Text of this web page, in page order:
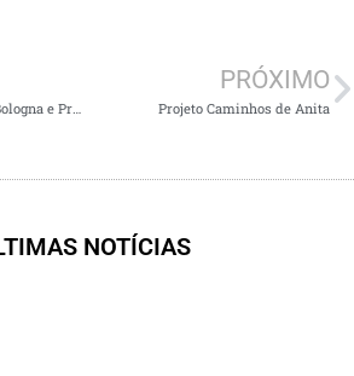
Cineteca del Comune di Bologna e Provincia di Ravenna – (Biblioteca de filmes do município de Bolonha e da província de Ravenna)
PRÓXIMO
Projeto Caminhos de Anita
NOTÍCIAS